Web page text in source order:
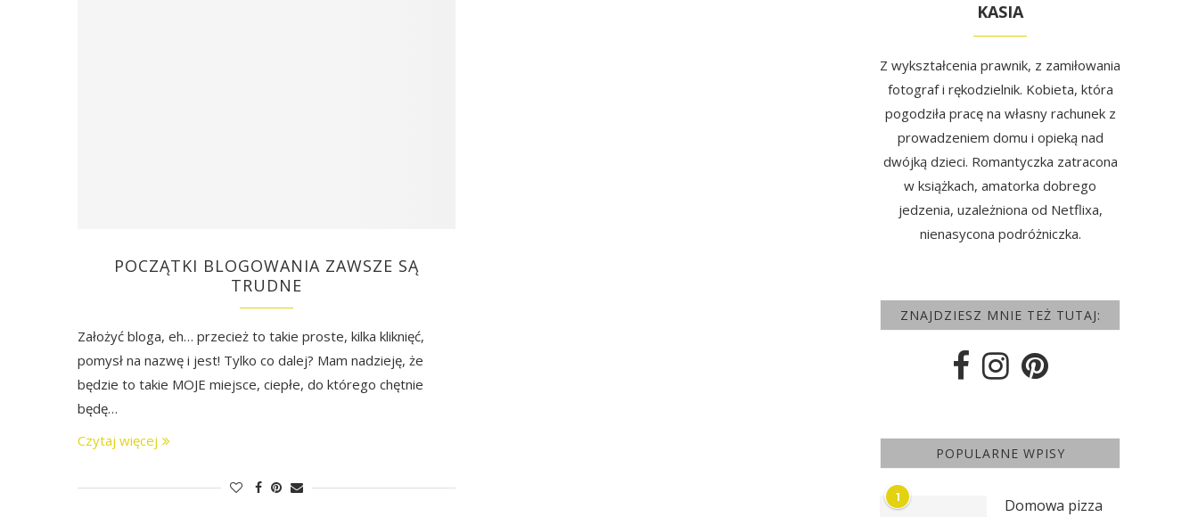
POCZĄTKI BLOGOWANIA ZAWSZE SĄ
TRUDNE
Założyć bloga, eh… przecież to takie proste, kilka kliknięć,
pomysł na nazwę i jest! Tylko co dalej? Mam nadzieję, że
będzie to takie MOJE miejsce, ciepłe, do którego chętnie
będę…
Czytaj więcej
KASIA
Z wykształcenia prawnik, z zamiłowania
fotograf i rękodzielnik. Kobieta, która
pogodziła pracę na własny rachunek z
prowadzeniem domu i opieką nad
dwójką dzieci. Romantyczka zatracona
w książkach, amatorka dobrego
jedzenia, uzależniona od Netflixa,
nienasycona podróżniczka.
ZNAJDZIESZ MNIE TEŻ TUTAJ:
POPULARNE WPISY
1
Domowa pizza